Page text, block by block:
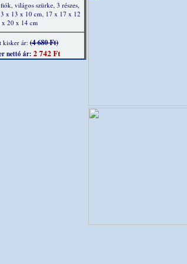
világos szürke, 3 részes,
x 13 x 10 cm, 17 x 17 x 12
x 20 x 14 cm
kisker ár: (4 680 Ft)
nettó ár: 2 742 Ft